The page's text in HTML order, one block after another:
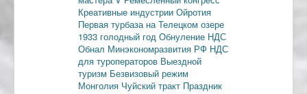
Креативные индустрии Ойротия
Первая турбаза на Телецком озере
1933 голодный год Обнуление НДС
Обнал Минэкономразвития РФ НДС
для туроператоров Выездной
туризм Безвизовый режим
Монголия Чуйский тракт Праздник